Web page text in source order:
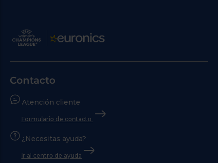
Contacto
Atención cliente
Formulario de contacto
¿Necesitas ayuda?
Ir al centro de ayuda